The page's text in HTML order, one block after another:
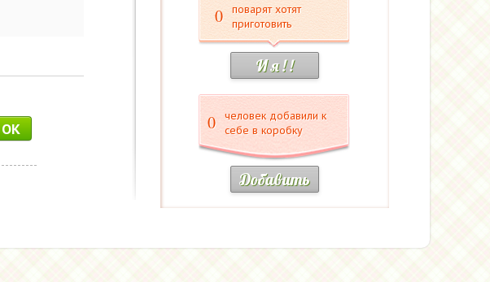
OK
0
поварят хотят
приготовить
И я ! !
0
человек добавили к
себе в коробку
Добавить